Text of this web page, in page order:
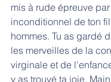
mis à rude épreuve
inconditionnel de ton
hommes. Tu as gardé
les merveilles de la
virginale et de
y as trouvé ta joie.